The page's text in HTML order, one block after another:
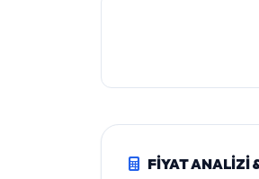
FİYAT ANALİZİ